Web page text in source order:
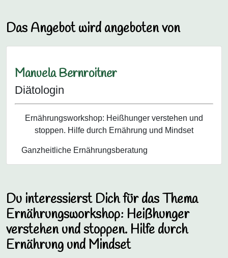
Das Angebot wird angeboten von
Manuela Bernroitner
Diätologin
Ernährungsworkshop: Heißhunger verstehen und
stoppen. Hilfe durch Ernährung und Mindset
Ganzheitliche Ernährungsberatung
Du interessierst Dich für das Thema
Ernährungsworkshop: Heißhunger
verstehen und stoppen. Hilfe durch
Ernährung und Mindset